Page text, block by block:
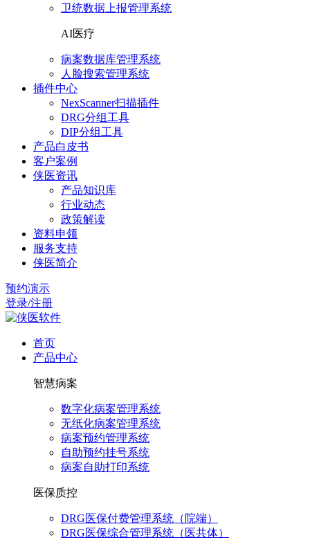
卫统数据上报管理系统
AI医疗
病案数据库管理系统
人脸搜索管理系统
插件中心
NexScanner扫描插件
DRG分组工具
DIP分组工具
产品白皮书
客户案例
侠医资讯
产品知识库
行业动态
政策解读
资料申领
服务支持
侠医简介
预约演示
登录/注册
首页
产品中心
智慧病案
数字化病案管理系统
无纸化病案管理系统
病案预约管理系统
自助预约挂号系统
病案自助打印系统
医保质控
DRG医保付费管理系统（院端）
DRG医保综合管理系统（医共体）